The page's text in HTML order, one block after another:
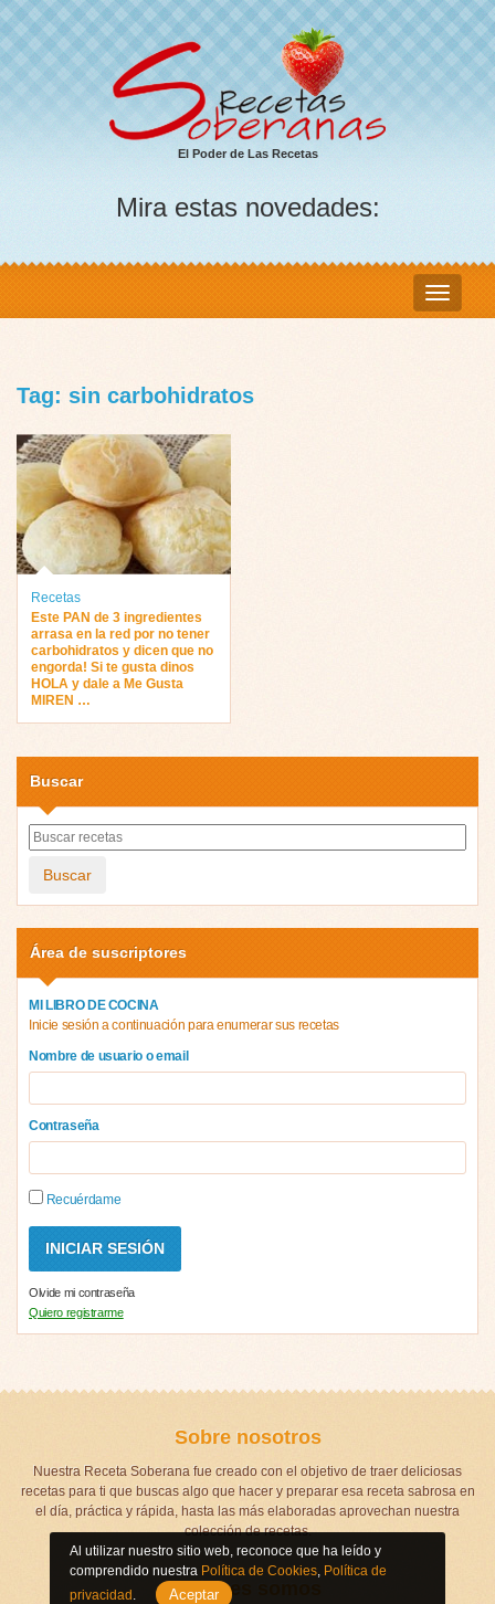
El Poder de Las Recetas
Mira estas novedades:
Tag: sin carbohidratos
Recetas
Este PAN de 3 ingredientes
arrasa en la red por no tener
carbohidratos y dicen que no
engorda! Si te gusta dinos
HOLA y dale a Me Gusta
MIREN …
Buscar
Buscar
Área de suscriptores
MI LIBRO DE COCINA
Inicie sesión a continuación para enumerar sus recetas
Nombre de usuario o email
Contraseña
Recuérdame
Olvide mi contraseña
Quiero registrarme
Sobre nosotros
Nuestra Receta Soberana fue creado con el objetivo de traer deliciosas
recetas para ti que buscas algo que hacer y preparar esa receta sabrosa en
el día, práctica y rápida, hasta las más elaboradas aprovechan nuestra
colección de recetas.
Quienes somos
Al utilizar nuestro sitio web, reconoce que ha leído y
comprendido nuestra Política de Cookies, Política de
privacidad. Aceptar